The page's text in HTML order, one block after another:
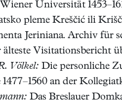
Universität
pleme Kreščić ili
Jeriniana. Archiv für
älteste Visitationsbericht
Völkel: Die personliche
an der
Das Breslauer